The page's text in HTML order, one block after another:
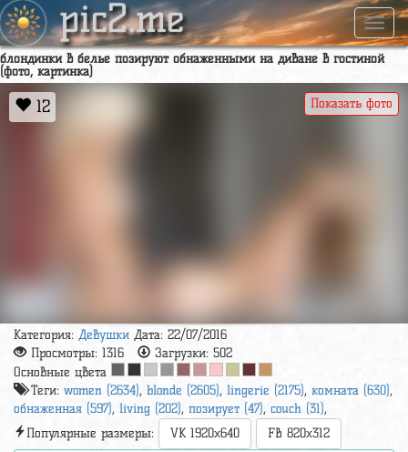
pic2.me
блондинки в белье позируют обнаженными на диване в гостиной
(фото, картинка)
12 Показать фото
Категория: Девушки Дата: 22/07/2016
Просмотры: 1316 Загрузки: 502
Основные цвета
Теги: women (2634), blonde (2605), lingerie (2175), комната (630),
обнаженная (597), living (202), позирует (47), couch (31),
Популярные размеры:
VK 1920x640 FB 820x312